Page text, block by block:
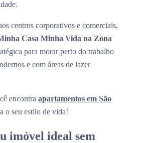
centros corporativos e comerciais,
Casa Minha Vida na Zona
para morar perto do trabalho
e com áreas de lazer
encontra apartamentos em São
o seu estilo de vida!
imóvel ideal sem